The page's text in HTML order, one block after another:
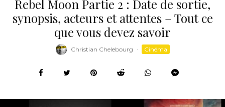
Rebel Moon Partie 2 : Date de sortie,
synopsis, acteurs et attentes – Tout ce
que vous devez savoir
Christian Chelebourg · Cinéma